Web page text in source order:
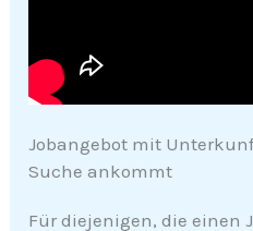
Jobangebot mit
Suche ankommt
Für diejenigen, die einen